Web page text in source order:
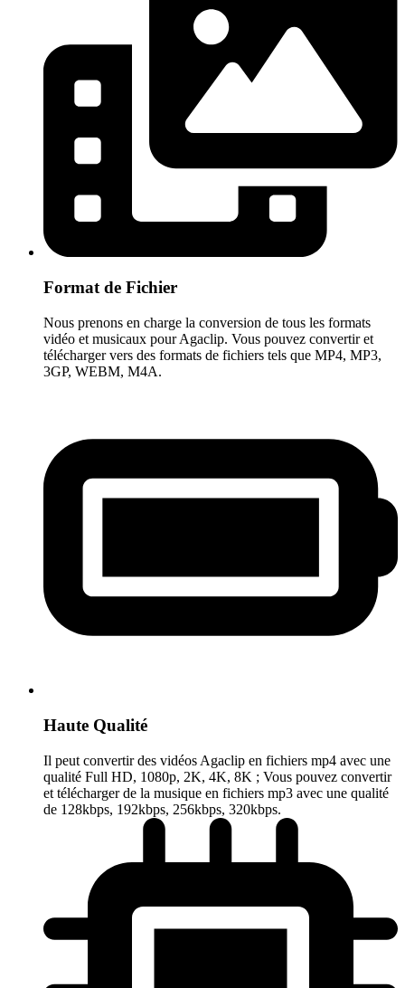
Format de Fichier
Nous prenons en charge la conversion de tous les formats
vidéo et musicaux pour Agaclip. Vous pouvez convertir et
télécharger vers des formats de fichiers tels que MP4, MP3,
3GP, WEBM, M4A.
Haute Qualité
Il peut convertir des vidéos Agaclip en fichiers mp4 avec une
qualité Full HD, 1080p, 2K, 4K, 8K ; Vous pouvez convertir
et télécharger de la musique en fichiers mp3 avec une qualité
de 128kbps, 192kbps, 256kbps, 320kbps.